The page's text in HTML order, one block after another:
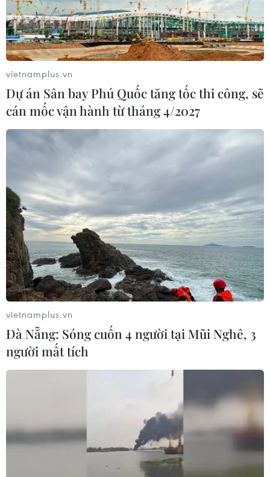
vietnamplus.vn
Dự án Sân bay Phú Quốc tăng tốc thi công, sẽ
cán mốc vận hành từ tháng 4/2027
vietnamplus.vn
Đà Nẵng: Sóng cuốn 4 người tại Mũi Nghê, 3
người mất tích